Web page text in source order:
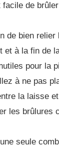
de
bien
à la fin de
pour la
à ne pas
la laisse
les brûlures
seule